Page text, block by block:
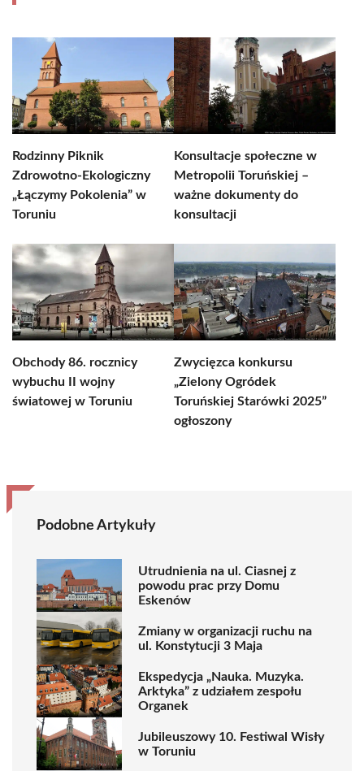
Rodzinny Piknik
Zdrowotno-Ekologiczny
„Łączymy Pokolenia” w
Toruniu
Konsultacje społeczne w
Metropolii Toruńskiej –
ważne dokumenty do
konsultacji
Obchody 86. rocznicy
wybuchu II wojny
światowej w Toruniu
Zwycięzca konkursu
„Zielony Ogródek
Toruńskiej Starówki 2025”
ogłoszony
Podobne Artykuły
Utrudnienia na ul. Ciasnej z
powodu prac przy Domu
Eskenów
Zmiany w organizacji ruchu na
ul. Konstytucji 3 Maja
Ekspedycja „Nauka. Muzyka.
Arktyka” z udziałem zespołu
Organek
Jubileuszowy 10. Festiwal Wisły
w Toruniu